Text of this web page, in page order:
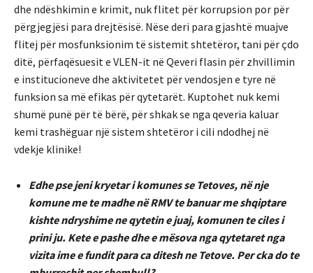
dhe ndëshkimin e krimit, nuk flitet për korrupsion por për
përgjegjësi para drejtësisë. Nëse deri para gjashtë muajve
flitej për mosfunksionim të sistemit shtetëror, tani për çdo
ditë, përfaqësuesit e VLEN-it në Qeveri flasin për zhvillimin
e institucioneve dhe aktivitetet për vendosjen e tyre në
funksion sa më efikas për qytetarët. Kuptohet nuk kemi
shumë punë për të bërë, për shkak se nga qeveria kaluar
kemi trashëguar një sistem shtetëror i cili ndodhej në
vdekje klinike!
Edhe pse jeni kryetar i komunes se Tetoves, në nje
komune me te madhe në RMV te banuar me shqiptare
kishte ndryshime ne qytetin e juaj, komunen te ciles i
prini ju. Kete e pashe dhe e mësova nga qytetaret nga
vizita ime e fundit para ca ditesh ne Tetove. Per cka do te